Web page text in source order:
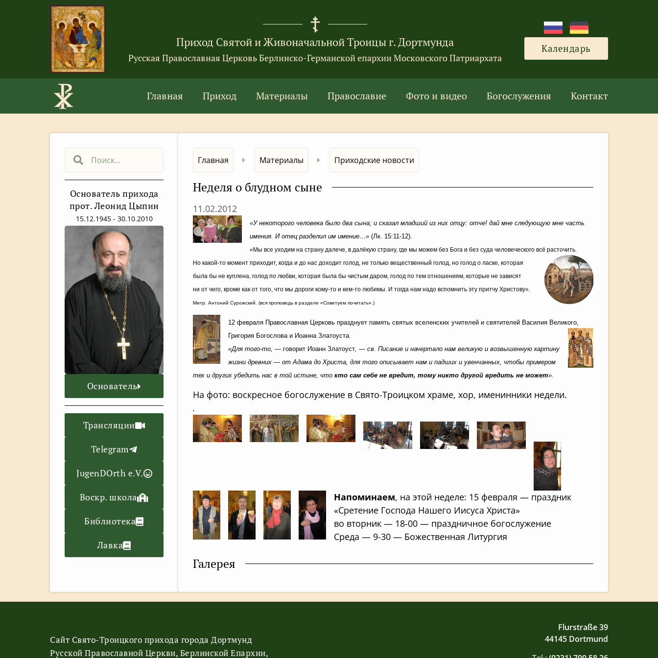
Приход Святой и Живоначальной Троицы г. Дортмунда
Русская Православная Церковь Берлинско-Германской епархии Московского Патриархата
Календарь
Главная Приход Материалы Православие Фото и видео Богослужения Контакт
Основатель прихода
прот. Леонид Цыпин
15.12.1945 - 30.10.2010
Основатель
Трансляции
Telegram
JugenDOrth e.V.
Воскр. школа
Библиотека
Лавка
Главная Материалы Приходские новости
Неделя о блудном сыне
11.02.2012
«У некоторого человека было два сына; и сказал младший из них отцу: отче! дай мне следующую мне часть
имения.И отец разделил им имение…» (Лк. 15:11-12).
«Мы все уходим на страну далече, в далёкую страну, где мы можем без Бога и без суда человеческого всё расточить.
Но какой-то момент приходит, когда и до нас доходит голод, не только вещественный голод, но голод о ласке, которая
была бы не куплена, голод по любви, которая была бы чистым даром, голод по тем отношениям, которые не зависят
ни от чего, кроме как от того, что мы дороги кому-то и кем-то любимы. И тогда нам надо вспомнить эту притчу Христову».
Митр. Антоний Сурожский. (вся проповедь в разделе «Советуем почитать».)
12 февраля Православная Церковь празднует память святых вселенских учителей и святителей Василия Великого,
Григория Богослова и Иоанна Златоуста.
«Для того-то,—говорит Иоанн Златоуст, — св. Писание и начертало нам великую и возвышенную картину
жизни древних — от Адама до Христа, для того описывает нам и падших и увенчанных, чтобы примером
тех и других убедить нас в той истине, чтокто сам себе не вредит, тому никто другой вредить не может».
На фото: воскресное богослужение в Свято-Троицком храме, хор, именинники недели.
.
Напоминаем, на этой неделе: 15 февраля — праздник
«Сретение Господа Нашего Иисуса Христа»
во вторник — 18-00 — праздничное богослужение
Среда — 9-30 — Божественная Литургия
Галерея
Сайт Свято-Троицкого прихода города Дортмунд
Русской Православной Церкви, Берлинской Епархии,
Flurstraße 39
44145 Dortmund